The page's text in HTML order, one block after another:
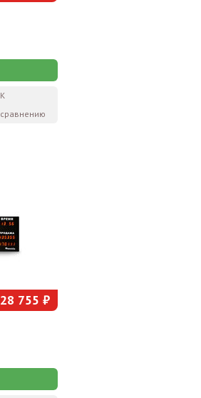
К
сравнению
28 755 ₽